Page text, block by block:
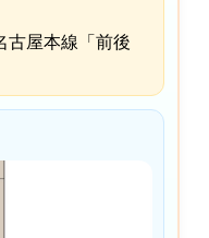
古屋本線「前後